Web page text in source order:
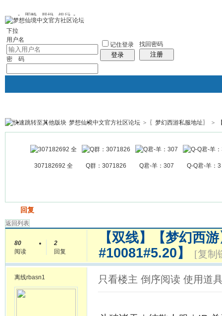
图酷 群组 银行
下拉
用户名
密 码
记住登录
登录
找回密码
注册
银行 群组聚合 我的空间
帖子
梦想仙境中文官方社区论坛 > 〖梦幻西游私服地址〗 >
307182692 全 Q群：3071826 Q君-羊：307 Q-Q君-羊：3
回复
返回列表
80
阅读
2
回复
【双线】【梦幻西
#10081#5.20】
[复制
离线rbasn1 只看楼主 倒序阅读 使用道